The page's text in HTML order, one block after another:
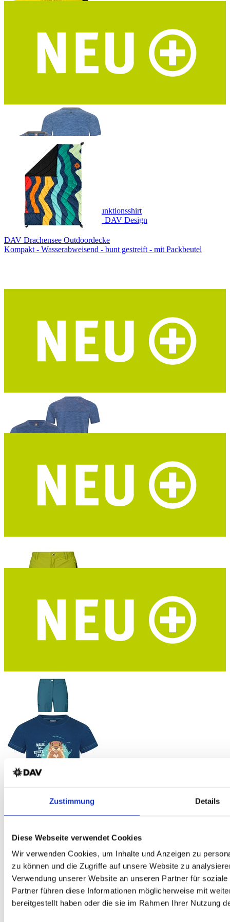
Zustimmung Details
Diese Webseite verwendet Cookies
Wir verwenden Cookies, um Inhalte und Anzeigen zu
zu können und die Zugriffe auf unsere Website zu
Verwendung unserer Website an unseren Partner für
Partner führen diese Informationen möglicherweise mit
bereitgestellt haben oder die sie im Rahmen Ihrer Nutzung
PIEPS Bivy Duo Biwaksack
2 Personen - 8 verstärkte Ösen - geeignet als Nottrage
DAV Hocheisspitze Herren Funktionsshirt
Merino-Tencel® – blau/grau – DAV Design
DAV Drachensee Outdoordecke
Kompakt - Wasserabweisend - bunt gestreift - mit Packbeutel
DAV Hochthron Damen Funktionsshirt
Merino-Tencel® – marine – DAV Design
HALTI Pallas Cool Stretch Herren Trekkingshorts
HALTI Pallas Cool Stretch Zip-Off Damen Trekkinghose
DAV Murmeltier Kinder T-Shirt